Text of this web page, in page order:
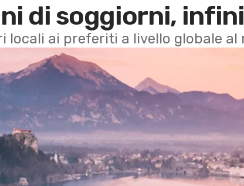
di soggiorni,
locali ai preferiti a livello globale